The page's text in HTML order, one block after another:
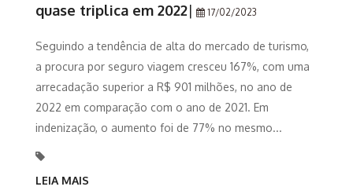
quase triplica em 2022| 17/02/2023
Seguindo a tendência de alta do mercado de turismo,
a procura por seguro viagem cresceu 167%, com uma
arrecadação superior a R$ 901 milhões, no ano de
2022 em comparação com o ano de 2021. Em
indenização, o aumento foi de 77% no mesmo...
LEIA MAIS